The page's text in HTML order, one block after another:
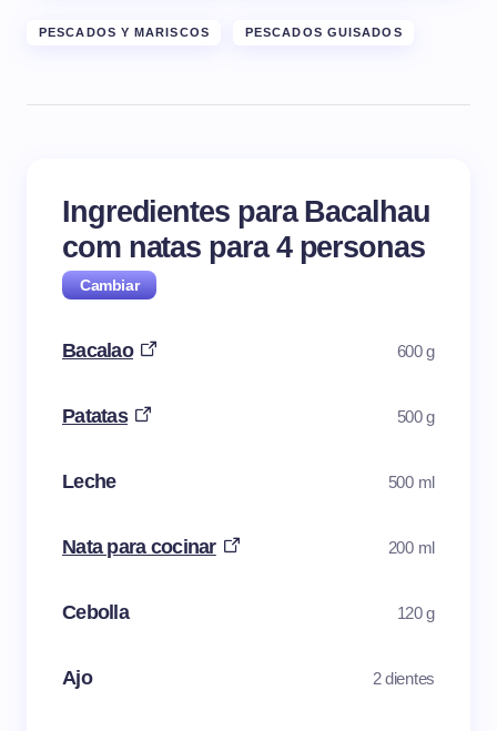
PESCADOS Y MARISCOS PESCADOS GUISADOS
Ingredientes para Bacalhau
com natas para4 personas
Bacalao 600 g
Patatas 500 g
Leche 500 ml
Nata para cocinar 200 ml
Cebolla 120 g
Ajo 2 dientes